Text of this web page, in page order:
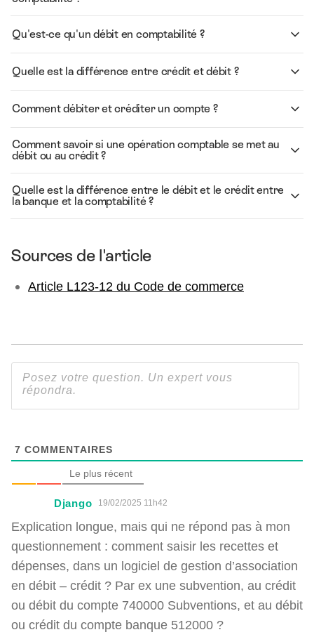
Qu'est-ce qu'un débit en comptabilité ?
Quelle est la différence entre crédit et débit ?
Comment débiter et créditer un compte ?
Comment savoir si une opération comptable se met au
débit ou au crédit ?
Quelle est la différence entre le débit et le crédit entre
la banque et la comptabilité ?
Sources de l'article
Article L123-12 du Code de commerce
7 COMMENTAIRES
Le plus récent
Django 19/02/2025 11h42
Explication longue, mais qui ne répond pas à mon
questionnement : comment saisir les recettes et
dépenses, dans un logiciel de gestion d’association
en débit – crédit ? Par ex une subvention, au crédit
ou débit du compte 740000 Subventions, et au débit
ou crédit du compte banque 512000 ?